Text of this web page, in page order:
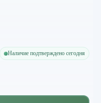
Наличие подтверждено сегодня